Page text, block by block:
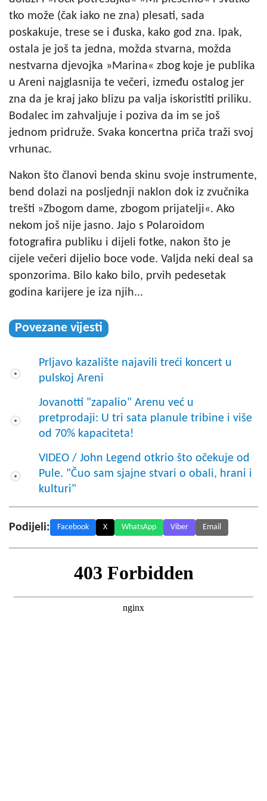
tko može (čak iako ne zna) plesati, sada
poskakuje, trese se i đuska, kako god zna. Ipak,
ostala je još ta jedna, možda stvarna, možda
nestvarna djevojka »Marina« zbog koje je publika
u Areni najglasnija te večeri, između ostalog jer
zna da je kraj jako blizu pa valja iskoristiti priliku.
Bodalec im zahvaljuje i poziva da im se još
jednom pridruže. Svaka koncertna priča traži svoj
vrhunac.
Nakon što članovi benda skinu svoje instrumente,
bend dolazi na posljednji naklon dok iz zvučnika
trešti »Zbogom dame, zbogom prijatelji«. Ako
nekom još nije jasno. Jajo s Polaroidom
fotografira publiku i dijeli fotke, nakon što je
cijele večeri dijelio boce vode. Valjda neki deal sa
sponzorima. Bilo kako bilo, prvih pedesetak
godina karijere je iza njih...
Povezane vijesti
Prljavo kazalište najavili treći koncert u
pulskoj Areni
Jovanotti "zapalio" Arenu već u
pretprodaji: U tri sata planule tribine i više
od 70% kapaciteta!
VIDEO / John Legend otkrio što očekuje od
Pule. "Čuo sam sjajne stvari o obali, hrani i
kulturi"
Podijeli: Facebook X WhatsApp Viber Email